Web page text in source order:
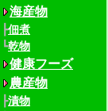
海産物
┣佃煮
┗乾物
健康フーズ
農産物
┣漬物